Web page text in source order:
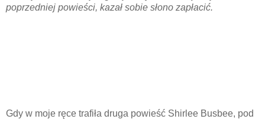
poprzedniej powieści, kazał sobie słono zapłacić.
Gdy w moje ręce trafiła druga powieść Shirlee Busbee, pod